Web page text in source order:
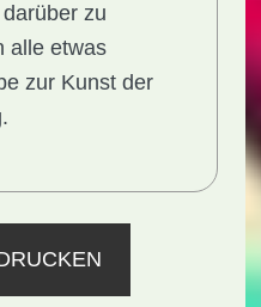
zu
alle etwas
zur Kunst der